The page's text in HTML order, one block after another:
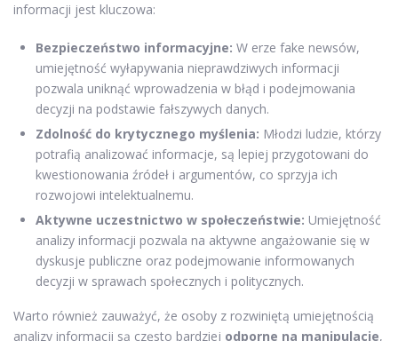
informacji jest kluczowa:
Bezpieczeństwo informacyjne: W erze fake newsów,
umiejętność wyłapywania nieprawdziwych informacji
pozwala uniknąć wprowadzenia w błąd i podejmowania
decyzji na podstawie fałszywych danych.
Zdolność do krytycznego myślenia: Młodzi ludzie, którzy
potrafią analizować informacje, są lepiej przygotowani do
kwestionowania źródeł i argumentów, co sprzyja ich
rozwojowi intelektualnemu.
Aktywne uczestnictwo w społeczeństwie: Umiejętność
analizy informacji pozwala na aktywne angażowanie się w
dyskusje publiczne oraz podejmowanie informowanych
decyzji w sprawach społecznych i politycznych.
Warto również zauważyć, że osoby z rozwiniętą umiejętnością
analizy informacji są często bardziej odporne na manipulacje,